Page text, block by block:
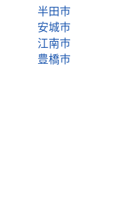
半田市
安城市
江南市
豊橋市